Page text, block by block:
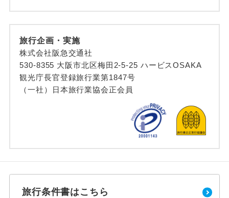
旅行企画・実施
株式会社阪急交通社
530-8355 大阪市北区梅田2-5-25 ハービスOSAKA
観光庁長官登録旅行業第1847号
（一社）日本旅行業協会正会員
旅行条件書はこちら